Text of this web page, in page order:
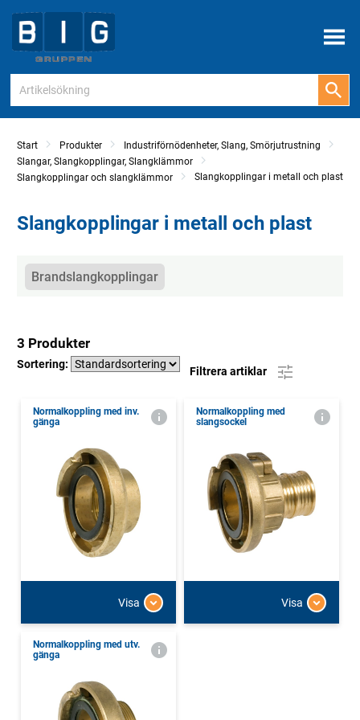
Meny
Start Produkter
Industriförnödenheter, Slang, Smörjutrustning
Slangar, Slangkopplingar, Slangklämmor
Slangkopplingar och slangklämmor
Slangkopplingar i metall och plast
Slangkopplingar i metall och plast
Kategorier
Brandslangkopplingar
3 Produkter
Sortering:
Filtrera artiklar
Normalkoppling med inv.
gänga
Visa
Normalkoppling med
slangsockel
Visa
Normalkoppling med utv.
gänga